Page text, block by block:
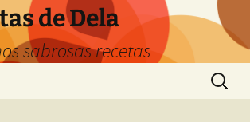
de Dela
sabrosas recetas
Buscar: